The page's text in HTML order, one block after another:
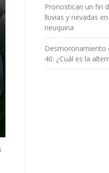
Pronostican un fin
lluvias y nevadas
neuquina
Desmoronamiento
40: ¿Cuál es la